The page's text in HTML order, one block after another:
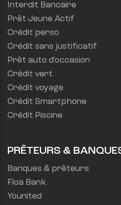
Interdit Bancaire
Prêt Jeune Actif
Crédit perso
Crédit sans justificatif
Prêt auto d'occasion
Crédit vert
Crédit voyage
Crédit Smartphone
Crédit Piscine
PRÊTEURS &
Banques & prêteurs
Floa Bank
Younited